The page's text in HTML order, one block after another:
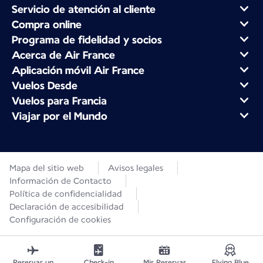
Servicio de atención al cliente
Compra online
Programa de fidelidad y socios
Acerca de Air France
Aplicación móvil Air France
Vuelos Desde
Vuelos para Francia
Viajar por el Mundo
Mapa del sitio web
Avisos legales
Información de Contacto
Política de confidencialidad
Declaración de accesibilidad
Configuración de cookies